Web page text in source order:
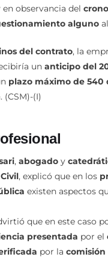
en observancia del
alguno
del contrato, la
un anticipo del
plazo máximo de 540
(I)
, abogado y
, explicó que en los
existen aspectos
que en este caso
presentada por el
por la comisión